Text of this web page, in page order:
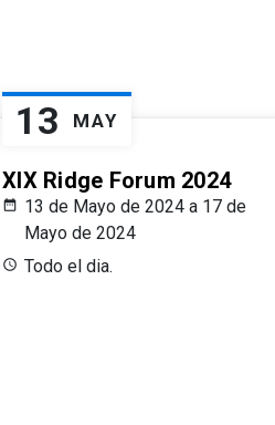
13 MAY
XIX Ridge Forum 2024
13 de Mayo de 2024 a 17 de
Mayo de 2024
Todo el dia.